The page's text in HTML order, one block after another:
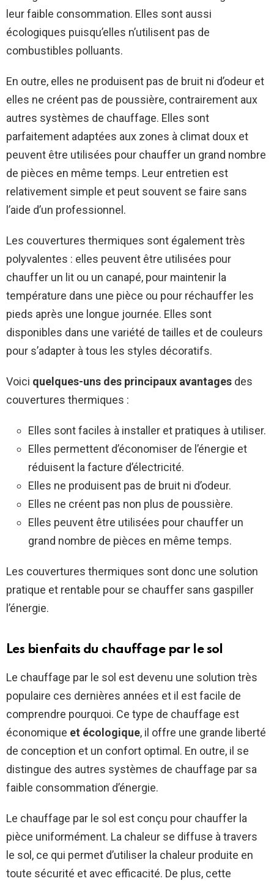
leur faible consommation. Elles sont aussi
écologiques puisqu’elles n’utilisent pas de
combustibles polluants.
En outre, elles ne produisent pas de bruit ni d’odeur et
elles ne créent pas de poussière, contrairement aux
autres systèmes de chauffage. Elles sont
parfaitement adaptées aux zones à climat doux et
peuvent être utilisées pour chauffer un grand nombre
de pièces en même temps. Leur entretien est
relativement simple et peut souvent se faire sans
l’aide d’un professionnel.
Les couvertures thermiques sont également très
polyvalentes : elles peuvent être utilisées pour
chauffer un lit ou un canapé, pour maintenir la
température dans une pièce ou pour réchauffer les
pieds après une longue journée. Elles sont
disponibles dans une variété de tailles et de couleurs
pour s’adapter à tous les styles décoratifs.
Voici quelques-uns des principaux avantages des
couvertures thermiques :
Elles sont faciles à installer et pratiques à utiliser.
Elles permettent d’économiser de l’énergie et
réduisent la facture d’électricité.
Elles ne produisent pas de bruit ni d’odeur.
Elles ne créent pas non plus de poussière.
Elles peuvent être utilisées pour chauffer un
grand nombre de pièces en même temps.
Les couvertures thermiques sont donc une solution
pratique et rentable pour se chauffer sans gaspiller
l’énergie.
Les bienfaits du chauffage par le sol
Le chauffage par le sol est devenu une solution très
populaire ces dernières années et il est facile de
comprendre pourquoi. Ce type de chauffage est
économique et écologique, il offre une grande liberté
de conception et un confort optimal. En outre, il se
distingue des autres systèmes de chauffage par sa
faible consommation d’énergie.
Le chauffage par le sol est conçu pour chauffer la
pièce uniformément. La chaleur se diffuse à travers
le sol, ce qui permet d’utiliser la chaleur produite en
toute sécurité et avec efficacité. De plus, cette